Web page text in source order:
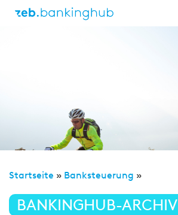
Startseite » Banksteuerung »
BANKINGHUB-ARCHIV